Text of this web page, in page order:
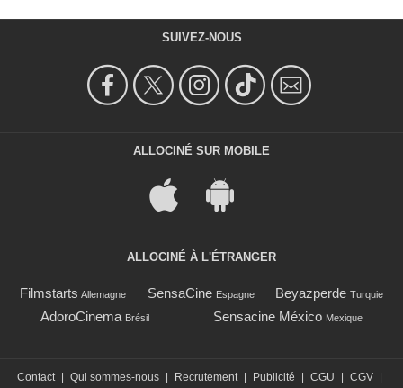
SUIVEZ-NOUS
ALLOCINÉ SUR MOBILE
ALLOCINÉ À L'ÉTRANGER
Filmstarts Allemagne SensaCine Espagne Beyazperde Turquie
AdoroCinema Brésil Sensacine México Mexique
Contact Qui sommes-nous Recrutement Publicité CGU CGV